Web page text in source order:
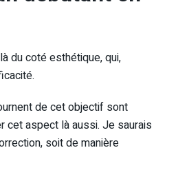
du coté esthétique, qui,
de cet objectif sont
cet aspect là aussi. Je saurais
soit de manière